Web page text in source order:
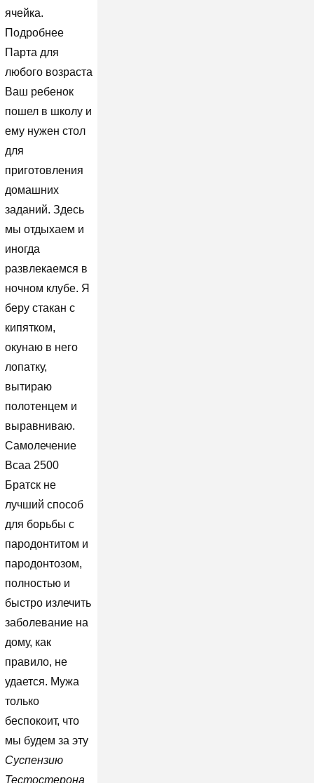
ячейка.
Подробнее
Парта для
любого возраста
Ваш ребенок
пошел в школу и
ему нужен стол
для
приготовления
домашних
заданий. Здесь
мы отдыхаем и
иногда
развлекаемся в
ночном клубе. Я
беру стакан с
кипятком,
окунаю в него
лопатку,
вытираю
полотенцем и
выравниваю.
Самолечение
Bcaa 2500
Братск не
лучший способ
для борьбы с
пародонтитом и
пародонтозом,
полностью и
быстро излечить
заболевание на
дому, как
правило, не
удается. Мужа
только
беспокоит, что
мы будем за эту
Суспензию
Тестостерона